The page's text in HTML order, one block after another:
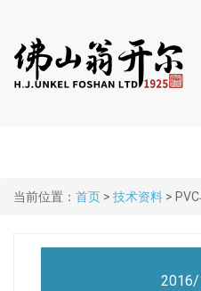
当前位置： 首页 > 技术资料 >